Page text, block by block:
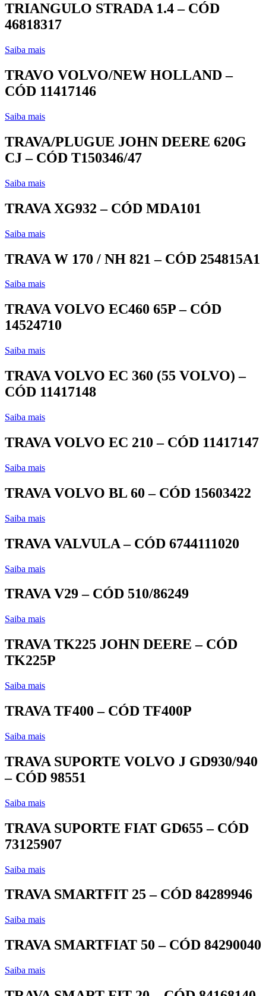
TRIANGULO STRADA 1.4 – CÓD
46818317
Saiba mais
TRAVO VOLVO/NEW HOLLAND –
CÓD 11417146
Saiba mais
TRAVA/PLUGUE JOHN DEERE 620G
CJ – CÓD T150346/47
Saiba mais
TRAVA XG932 – CÓD MDA101
Saiba mais
TRAVA W 170 / NH 821 – CÓD 254815A1
Saiba mais
TRAVA VOLVO EC460 65P – CÓD
14524710
Saiba mais
TRAVA VOLVO EC 360 (55 VOLVO) –
CÓD 11417148
Saiba mais
TRAVA VOLVO EC 210 – CÓD 11417147
Saiba mais
TRAVA VOLVO BL 60 – CÓD 15603422
Saiba mais
TRAVA VALVULA – CÓD 6744111020
Saiba mais
TRAVA V29 – CÓD 510/86249
Saiba mais
TRAVA TK225 JOHN DEERE – CÓD
TK225P
Saiba mais
TRAVA TF400 – CÓD TF400P
Saiba mais
TRAVA SUPORTE VOLVO J GD930/940
– CÓD 98551
Saiba mais
TRAVA SUPORTE FIAT GD655 – CÓD
73125907
Saiba mais
TRAVA SMARTFIT 25 – CÓD 84289946
Saiba mais
TRAVA SMARTFIAT 50 – CÓD 84290040
Saiba mais